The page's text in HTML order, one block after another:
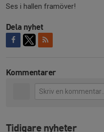
Ses i hallen framöver!
Dela nyhet
Kommentarer
Tidigare nyheter